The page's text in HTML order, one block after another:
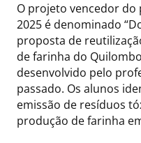
O projeto vencedor do
2025 é denominado
proposta de
de farinha do
desenvolvido pelo
passado. Os alunos
emissão de resíduos
produção de farinha